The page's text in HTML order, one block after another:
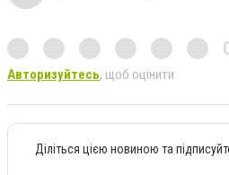
Авторизуйтесь, щоб оцінити
Діліться цією новиною та